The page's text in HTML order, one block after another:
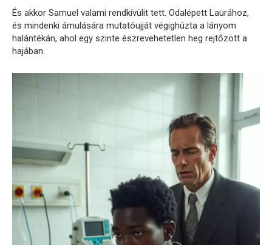
És akkor Samuel valami rendkívülit tett. Odalépett Laurához,
és mindenki ámulására mutatóujját végighúzta a lányom
halántékán, ahol egy szinte észrevehetetlen heg rejtőzött a
hajában.